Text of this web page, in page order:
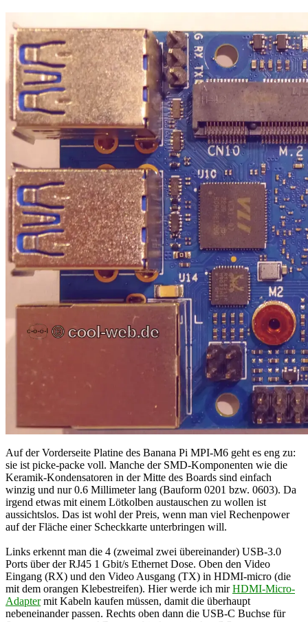
Auf der Vorderseite Platine des Banana Pi MPI-M6 geht es eng zu:
sie ist picke-packe voll. Manche der SMD-Komponenten wie die
Keramik-Kondensatoren in der Mitte des Boards sind einfach
winzig und nur 0.6 Millimeter lang (Bauform 0201 bzw. 0603). Da
irgend etwas mit einem Lötkolben austauschen zu wollen ist
aussichtslos. Das ist wohl der Preis, wenn man viel Rechenpower
auf der Fläche einer Scheckkarte unterbringen will.
Links erkennt man die 4 (zweimal zwei übereinander) USB-3.0
Ports über der RJ45 1 Gbit/s Ethernet Dose. Oben den Video
Eingang (RX) und den Video Ausgang (TX) in HDMI-micro (die
mit dem orangen Klebestreifen). Hier werde ich mirHDMI-Micro-
Adaptermit Kabeln kaufen müssen, damit die überhaupt
nebeneinander passen. Rechts oben dann die USB-C Buchse für